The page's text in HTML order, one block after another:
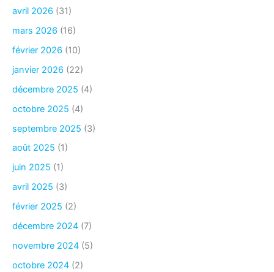
avril 2026 (31)
mars 2026 (16)
février 2026 (10)
janvier 2026 (22)
décembre 2025 (4)
octobre 2025 (4)
septembre 2025 (3)
août 2025 (1)
juin 2025 (1)
avril 2025 (3)
février 2025 (2)
décembre 2024 (7)
novembre 2024 (5)
octobre 2024 (2)